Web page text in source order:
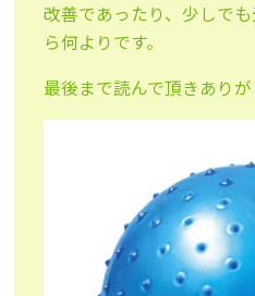
改善であったり、少しで
ら何よりです。
最後まで読んで頂きありが